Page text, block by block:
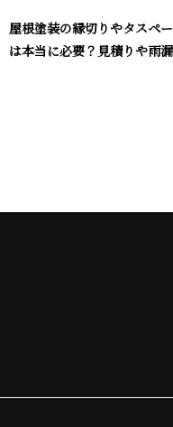
屋根塗装の縁切りやタスペ
は本当に必要？見積りや雨